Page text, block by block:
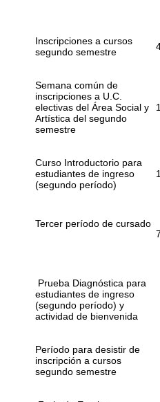
Inscripciones a cursos
segundo semestre
Semana común de
inscripciones a U.C.
electivas del Área Social y
Artística del segundo
semestre
Curso Introductorio para
estudiantes de ingreso
(segundo período)
Tercer período de cursado
Prueba Diagnóstica para
estudiantes de ingreso
(segundo período) y
actividad de bienvenida
Período para desistir de
inscripción a cursos
segundo semestre